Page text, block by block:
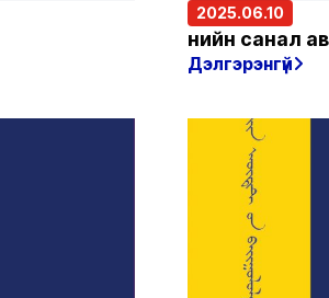
2025.06.10
Үнийн санал
Дэлгэрэнгүй